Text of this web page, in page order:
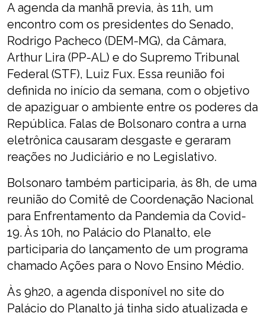
A agenda da manhã previa, às 11h, um
encontro com os presidentes do Senado,
Rodrigo Pacheco (DEM-MG), da Câmara,
Arthur Lira (PP-AL) e do Supremo Tribunal
Federal (STF), Luiz Fux. Essa reunião foi
definida no início da semana, com o objetivo
de apaziguar o ambiente entre os poderes da
República. Falas de Bolsonaro contra a urna
eletrônica causaram desgaste e geraram
reações no Judiciário e no Legislativo.
Bolsonaro também participaria, às 8h, de uma
reunião do Comitê de Coordenação Nacional
para Enfrentamento da Pandemia da Covid-
19. Às 10h, no Palácio do Planalto, ele
participaria do lançamento de um programa
chamado Ações para o Novo Ensino Médio.
Às 9h20, a agenda disponível no site do
Palácio do Planalto já tinha sido atualizada e